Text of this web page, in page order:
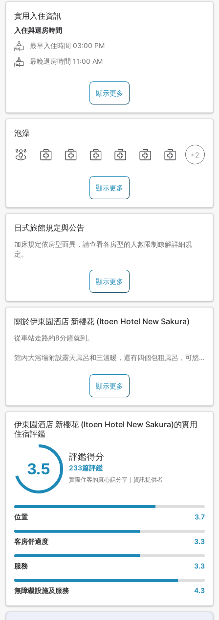
實用入住資訊
入住與退房時間
最早入住時間 03:00 PM
最晚退房時間 11:00 AM
顯示更多
泡澡
顯示更多
日式旅館規定與公告
加床規定依房型而異，請查看各房型的人數限制瞭解詳細規
定。
顯示更多
關於伊東園酒店 新櫻花 (Itoen Hotel New Sakura)
從車站走路約8分鐘就到。
館內大浴場附設露天風呂和三溫暖，還有四個包租風呂，可悠
晚餐為自助餐型式。可享用現做美味料理，酒精類飲料可無限
顯示更多
伊東園酒店 新櫻花 (Itoen Hotel New Sakura)的實用
住宿評鑑
3.5
評鑑得分
233篇評鑑
實際住客的真心話分享｜資訊提供者
位置 3.7
客房舒適度 3.3
服務 3.3
無障礙設施及服務 4.3